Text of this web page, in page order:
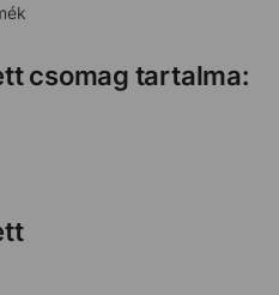
csomag tartalma: